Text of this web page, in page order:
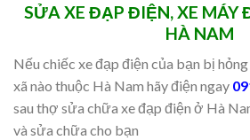
SỬA XE ĐẠP ĐIỆN, XE MÁY
HÀ NAM
Nếu chiếc xe đạp điện của bạn bị
xã nào thuộc Hà Nam hãy điện ngay
sau thợ sửa chữa xe đạp điện ở Hà
và sửa chữa cho bạn